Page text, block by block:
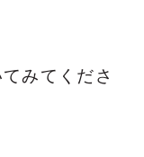
みてくださ